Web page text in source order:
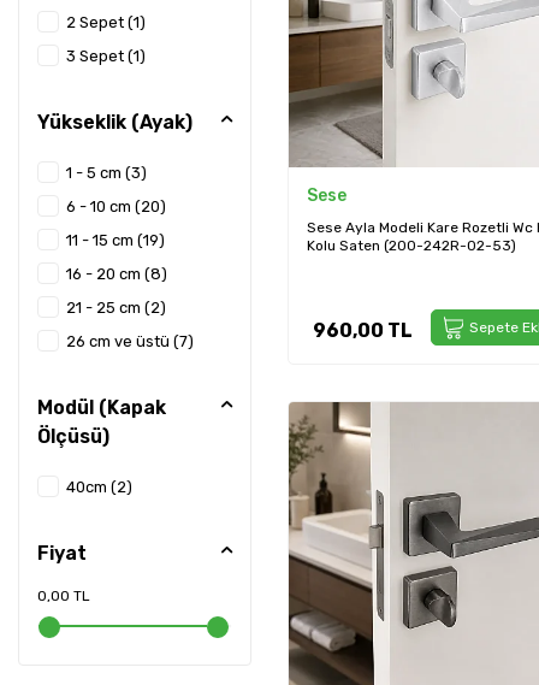
Elektrikli El Aletleri
Bantlar
Ambalaj Ürünleri
Toptan
Mutfak & Banyo
Çöp Kovaları
Banyo Aksesuarları
Askılar
Servis & Sunum
Bulaşık Kurutmalıkları
384mm (4)
400mm (40cm)
352mm(7)
480mm(1)
500mm (50cm)
512mm(18)
540mm (54cm)
576mm(2)
600mm (60cm)(4)
640mm(1)
800mm (80cm)
Tek Vidalı
2 Sepet (1)
3 Sepet (1)
Yükseklik (Ayak)
1 - 5 cm (3)
6 - 10 cm (20)
11 - 15 cm (19)
16 - 20 cm (8)
21 - 25 cm (2)
26 cm ve üstü (7)
Modül (Kapak
Ölçüsü)
40cm (2)
Fiyat
0,00 TL
Sese
Sese Ayla Modeli Kare Rozetli Wc
Kolu Saten (200-242R-02-53)
960,00 TL Sepete